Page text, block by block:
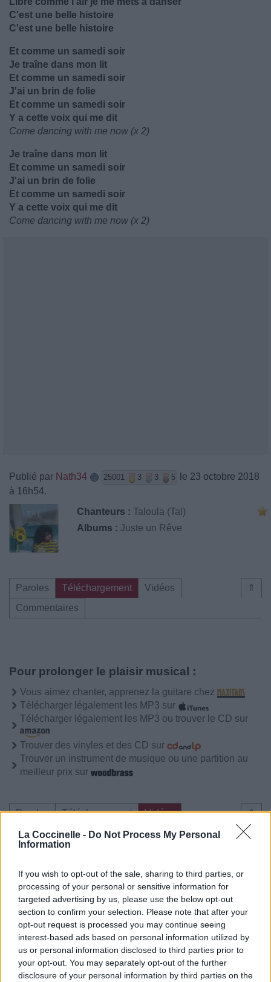
La Coccinelle - Do Not Process My Personal
Information
If you wish to opt-out of the sale, sharing to third parties, or
processing of your personal or sensitive information for
targeted advertising by us, please use the below opt-out
section to confirm your selection. Please note that after your
opt-out request is processed you may continue seeing
interest-based ads based on personal information utilized by
us or personal information disclosed to third parties prior to
your opt-out. You may separately opt-out of the further
disclosure of your personal information by third parties on the
C'est une belle histoire
C'est une belle histoire
Et comme un samedi soir
Je traîne dans mon lit
Et comme un samedi soir
J'ai un brin de folie
Et comme un samedi soir
Y a cette voix qui me dit
Come dancing with me now (x 2)
Je traîne dans mon lit
Et comme un samedi soir
J'ai un brin de folie
Et comme un samedi soir
Y a cette voix qui me dit
Come dancing with me now (x 2)
Publié par Nath34 25001 3 3 5
le 23 octobre 2018
à 16h54.
Chanteurs : Taloula (Tal)
Albums : Juste un Rêve
⇑
Paroles Téléchargement
Vidéos
Commentaires
Pour prolonger le plaisir musical :
Vous aimez chanter, apprenez la guitare chez
Télécharger légalement les MP3 sur
Télécharger légalement les MP3 ou trouver le CD sur
Trouver des vinyles et des CD sur
Trouver un instrument de musique ou une partition au
meilleur prix sur
⇑
Paroles Téléchargement
Vidéos
Commentaires
Samedi Soir»